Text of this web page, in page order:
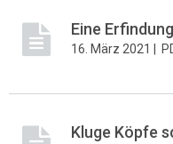
Eine
16. März 2021 |
Kluge Köpfe